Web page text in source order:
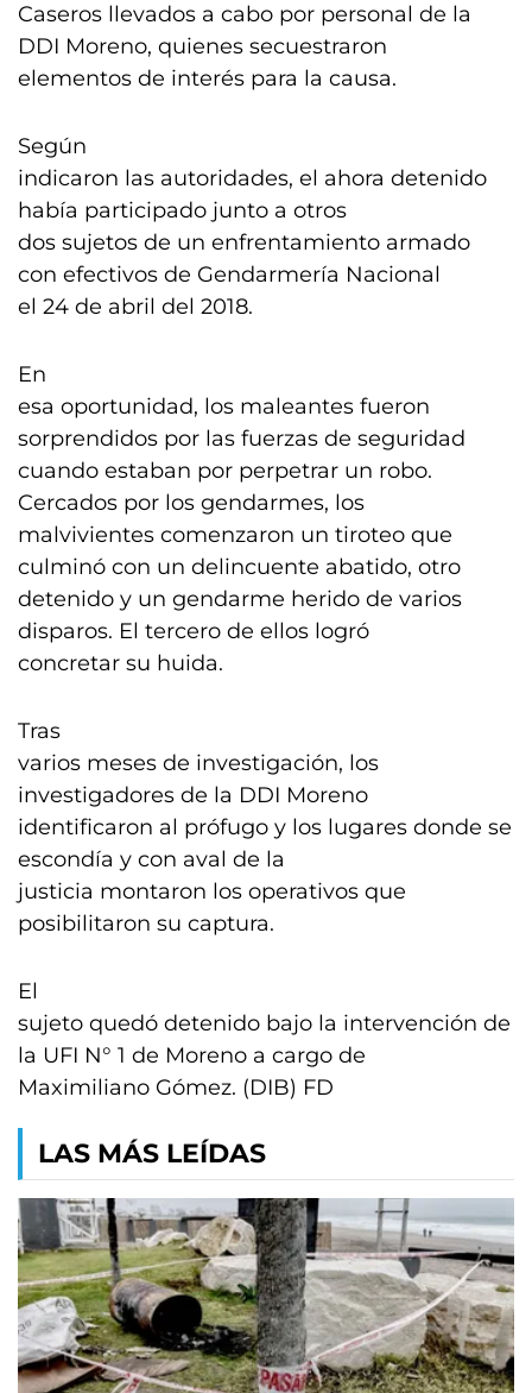
Caseros llevados a cabo por personal de la
DDI Moreno, quienes secuestraron
elementos de interés para la causa.
Según
indicaron las autoridades, el ahora detenido
había participado junto a otros
dos sujetos de un enfrentamiento armado
con efectivos de Gendarmería Nacional
el 24 de abril del 2018.
En
esa oportunidad, los maleantes fueron
sorprendidos por las fuerzas de seguridad
cuando estaban por perpetrar un robo.
Cercados por los gendarmes, los
malvivientes comenzaron un tiroteo que
culminó con un delincuente abatido, otro
detenido y un gendarme herido de varios
disparos. El tercero de ellos logró
concretar su huida.
Tras
varios meses de investigación, los
investigadores de la DDI Moreno
identificaron al prófugo y los lugares donde se
escondía y con aval de la
justicia montaron los operativos que
posibilitaron su captura.
El
sujeto quedó detenido bajo la intervención de
la UFI N° 1 de Moreno a cargo de
Maximiliano Gómez. (DIB) FD
LAS MÁS LEÍDAS